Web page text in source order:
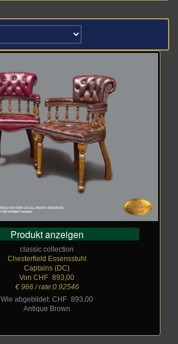
Produkt anzeigen
classic collection
Chesterfield Essensstuhl
Captains (DC)
Von CHF 893,00
€ 966 / rate:0.92546
Wie abgebildet: CHF 893,00
Antique Brown